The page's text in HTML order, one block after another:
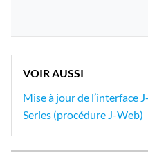
VOIR AUSSI
Mise à jour de l’interface
Series (procédure J-Web)